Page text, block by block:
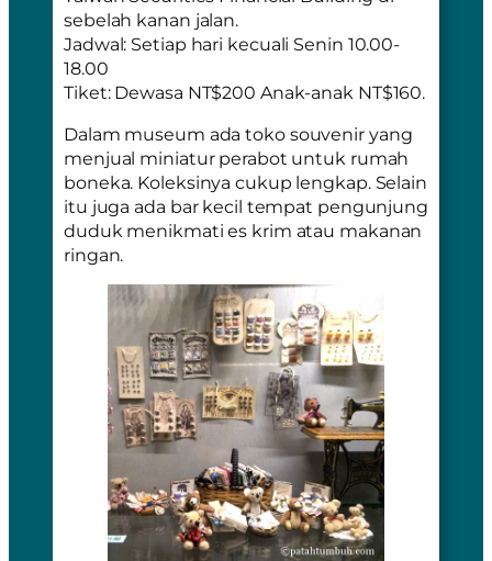
sebelah kanan jalan.
Jadwal: Setiap hari kecuali Senin 10.00-
18.00
Tiket: Dewasa NT$200 Anak-anak NT$160.
Dalam museum ada toko souvenir yang
menjual miniatur perabot untuk rumah
boneka. Koleksinya cukup lengkap. Selain
itu juga ada bar kecil tempat pengunjung
duduk menikmati es krim atau makanan
ringan.